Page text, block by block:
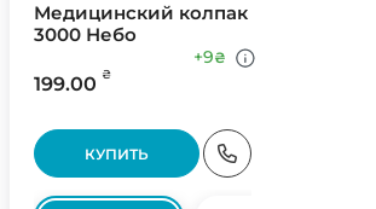
Медицинский колпак
3000 Небо
199.00 ₴
+9₴
КУПИТЬ